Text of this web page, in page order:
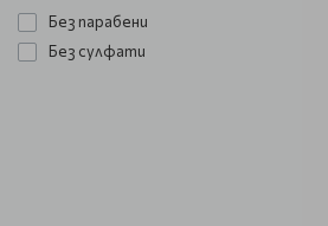
Без парабени
Без сулфати